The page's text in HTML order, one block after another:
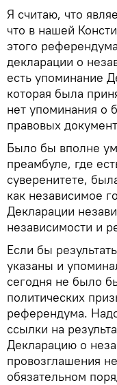
Я считаю, что
что в нашей
этого
декларации о
есть упоминание
которая была
нет упоминания о
правовых
Было бы вполне
преамбуле, где
суверенитете,
как независимое
Декларации
независимости и
Если бы
указаны и
сегодня не было
политических
референдума.
ссылки на
Декларацию о
провозглашения
обязательном